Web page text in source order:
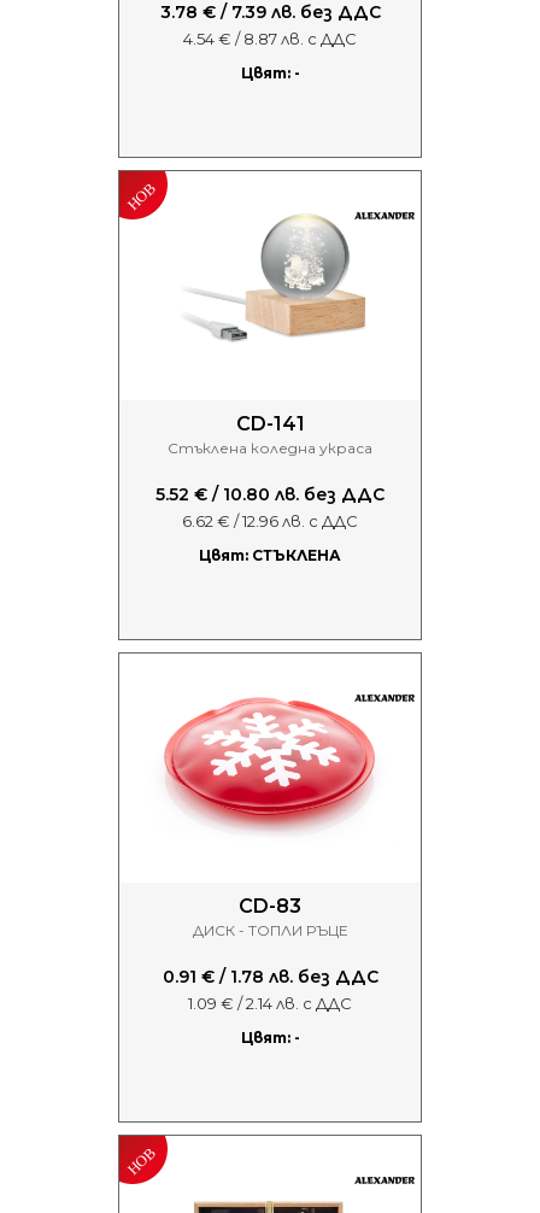
3.78 € / 7.39 лв. без ДДС
4.54 € / 8.87 лв. с ДДС
Цвят: -
CD-141
Стъклена коледна украса
5.52 € / 10.80 лв. без ДДС
6.62 € / 12.96 лв. с ДДС
Цвят: СТЪКЛЕНА
CD-83
ДИСК - ТОПЛИ РЪЦЕ
0.91 € / 1.78 лв. без ДДС
1.09 € / 2.14 лв. с ДДС
Цвят: -